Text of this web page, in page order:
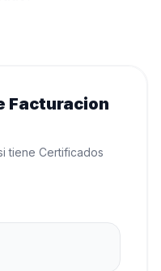
Facturacion
tiene Certificados